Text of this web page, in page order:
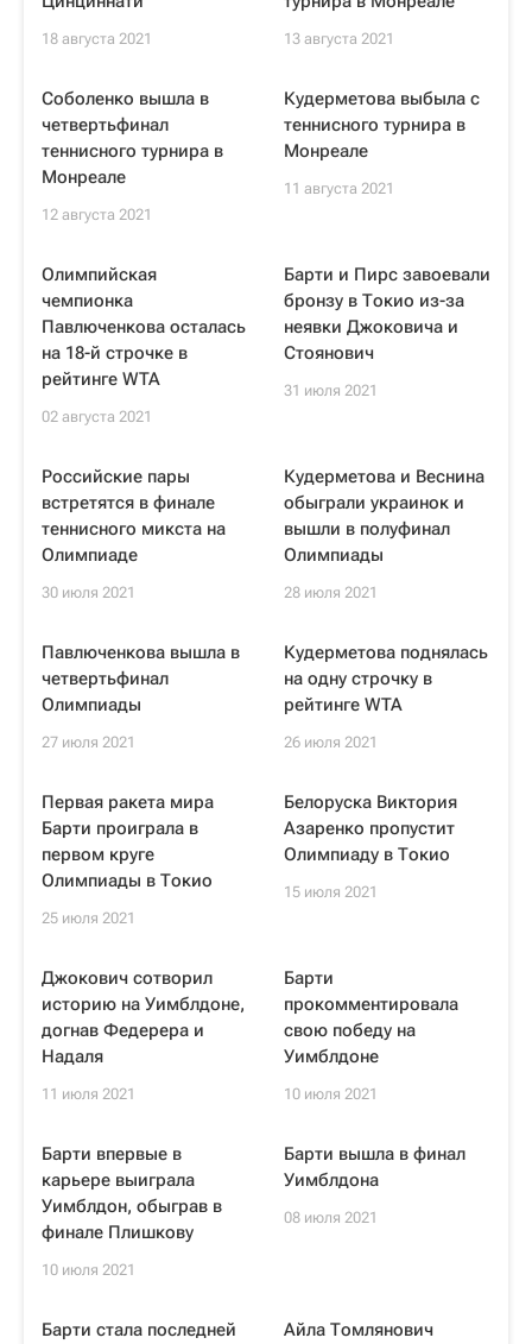
18 августа 2021 13 августа 2021
Соболенко вышла в
четвертьфинал
теннисного турнира в
Монреале
12 августа 2021
Кудерметова выбыла с
теннисного турнира в
Монреале
11 августа 2021
Олимпийская
чемпионка
Павлюченкова осталась
на 18-й строчке в
рейтинге WTA
02 августа 2021
Барти и Пирс завоевали
бронзу в Токио из-за
неявки Джоковича и
Стоянович
31 июля 2021
Российские пары
встретятся в финале
теннисного микста на
Олимпиаде
30 июля 2021
Кудерметова и Веснина
обыграли украинок и
вышли в полуфинал
Олимпиады
28 июля 2021
Павлюченкова вышла в
четвертьфинал
Олимпиады
27 июля 2021
Кудерметова поднялась
на одну строчку в
рейтинге WTA
26 июля 2021
Первая ракета мира
Барти проиграла в
первом круге
Олимпиады в Токио
25 июля 2021
Белоруска Виктория
Азаренко пропустит
Олимпиаду в Токио
15 июля 2021
Джокович сотворил
историю на Уимблдоне,
догнав Федерера и
Надаля
11 июля 2021
Барти
прокомментировала
свою победу на
Уимблдоне
10 июля 2021
Барти впервые в
карьере выиграла
Уимблдон, обыграв в
финале Плишкову
10 июля 2021
Барти вышла в финал
Уимблдона
08 июля 2021
Барти стала последней
Айла Томлянович